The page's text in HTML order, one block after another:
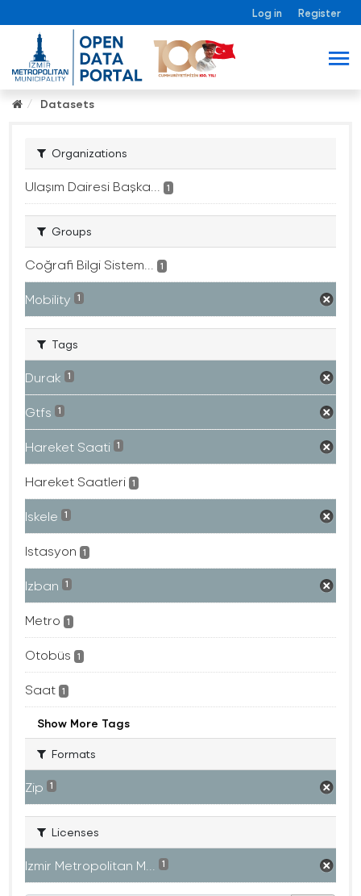
Log in Register
Datasets
Organizations
Ulaşım Dairesi Başka... 1
Groups
Coğrafi Bilgi Sistem... 1
Mobility 1
Tags
Durak 1
Gtfs 1
Hareket Saati 1
Hareket Saatleri 1
Iskele 1
Istasyon 1
Izban 1
Metro 1
Otobüs 1
Saat 1
Show More Tags
Formats
Zip 1
Licenses
Izmir Metropolitan M... 1